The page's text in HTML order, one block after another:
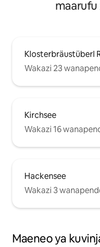
maarufu
Klosterbräustüberl
Wakazi 23
Kirchsee
Wakazi 16
Hackensee
Wakazi 3
Maeneo ya